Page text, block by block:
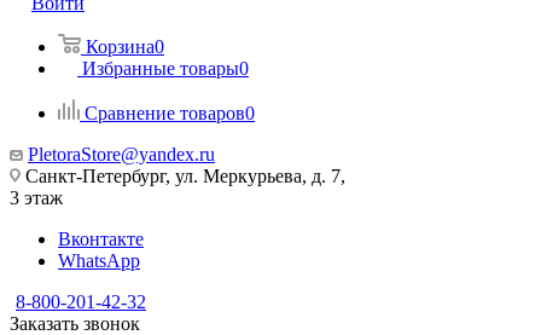
Корзина0
Избранные товары0
Сравнение товаров0
PletoraStore@yandex.ru
Санкт-Петербург, ул. Меркурьева, д. 7,
3 этаж
Вконтакте
WhatsApp
8-800-201-42-32
Заказать звонок